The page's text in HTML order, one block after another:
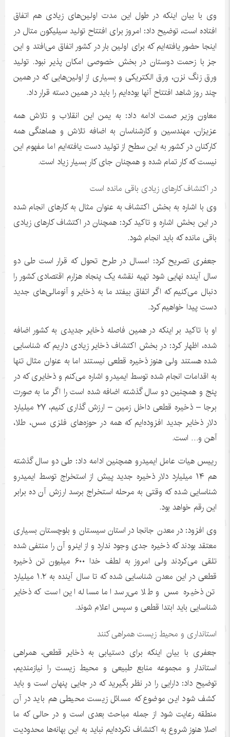
وی با بیان اینکه در طول این مدت اولین‌های زیادی هم اتفاق
افتاده است، توضیح داد: امروز برای افتتاح تولید سیلیکون متال در
اینجا حضور یافته‌ایم که برای اولین بار در کشور اتفاق می‌افتد و این
جز با زحمت دوستان در بخش خصوصی امکان پذیر نبود. تولید
ورق زنگ نزن، ورق الکتریکی و بسیاری از اولین‌هایی که در همین
چند روز شاهد افتتاح آنها بوده‌ایم را باید در همین دسته قرار داد.
معاون وزیر صمت ادامه داد: به یمن این انقلاب و تلاش همه
عزیزان، مهندسین و کارشناسان به اضافه تلاش و هماهنگی همه
کارکنان در کشور به این سطح از تولید دست یافته‌ایم اما مفهوم این
نیست که کار تمام شده و همچنان جای کار بسیار زیاد است.
در اکتشاف کارهای زیادی باقی مانده است
وی با اشاره به بخش اکتشاف به عنوان مثال به کارهای انجام شده
در این بخش اشاره و تاکید کرد: همچنان در اکتشاف کارهای زیادی
باقی مانده که باید انجام شود.
جعفری تصریح کرد: امسال در طرح تحول که قرار است طی دو
سال آینده نهایی شود تهیه نقشه یک پنجاه هزارم اقتصادی کشور را
دنبال می‌کنیم که اگر اتفاق بیفتد ما به ذخایر و آنومالی‌های جدید
دست پیدا خواهیم کرد.
او با تاکید بر اینکه در همین فاصله ذخایر جدیدی به کشور اضافه
شده، اظهار کرد: در بخش اکتشاف ذخایر زیادی داریم که شناسایی
شده هستند ولی هنوز ذخیره قطعی نیستند اما به عنوان مثال تنها
به اقدامات انجام شده توسط ایمیدرو اشاره می‌کنم و ذخایری که در
پنج و همچنین دو سال گذشته اضافه شده است را اگر ما به صورت
برجا – ذخیره قطعی داخل زمین – ارزش گذاری کنیم، ۲۷ میلیارد
دلار ذخایر جدید افزوده‌ایم که همه در حوزه‌های فلزی مس، طلا،
آهن و… است.
رییس هیات عامل ایمیدرو همچنین ادامه داد: طی دو سال گذشته
هم ۱۴ میلیارد دلار ذخیره جدید پیش از استخراج توسط ایمیدرو
شناسایی شده که وقتی به مرحله استخراج برسد ارزش آن ده برابر
این رقم خواهد بود.
وی افزود: در معدن جانجا در استان سیستان و بلوچستان بسیاری
معتقد بودند که ذخیره جدی وجود ندارد و از اینرو آن را منتفی شده
تلقی می‌کردند ولی امروز به لطف خدا ۶۰۰ میلیون تن ذخیره
قطعی در این معدن شناسایی شده که تا سال آینده به ۱.۲ میلیارد
تن ذخیره مس و طلا می‌رسد اما مساله این است که ذخایر
شناسایی باید ابتدا قطعی و سپس اعلام شوند.
استانداری و محیط زیست همراهی کنند
جعفری با بیان اینکه برای دستیابی به ذخایر قطعی، همراهی
استاندار و مجموعه منابع طبیعی و محیط زیست را نیازمندیم،
توضیح داد: دارایی را در نظر بگیرید که در جایی پنهان است و باید
کشف شود این موضوع که مسائل زیست محیطی هم باید در آن
منطقه رعایت شود از جمله مباحث بعدی است و در حالی که ما
اصلا هنوز شروع به اکتشاف نکرده‌ایم نباید به این بهانه‌ها محدودیت